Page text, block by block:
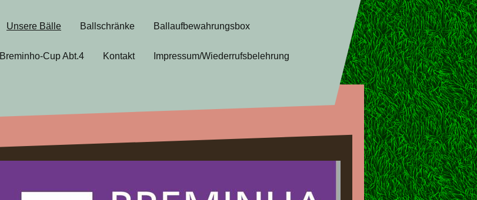
Unsere Bälle Ballschränke Ballaufbewahrungsbox
Breminho-Cup Abt.4 Kontakt Impressum/Wiederrufsbelehrung